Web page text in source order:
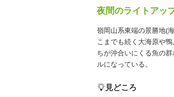
夜間のライトアッ
嶺岡山系東端の景勝地(
こまでも続く大海原や
ちが沖合いにくる魚の
ルになっている。
見どころ